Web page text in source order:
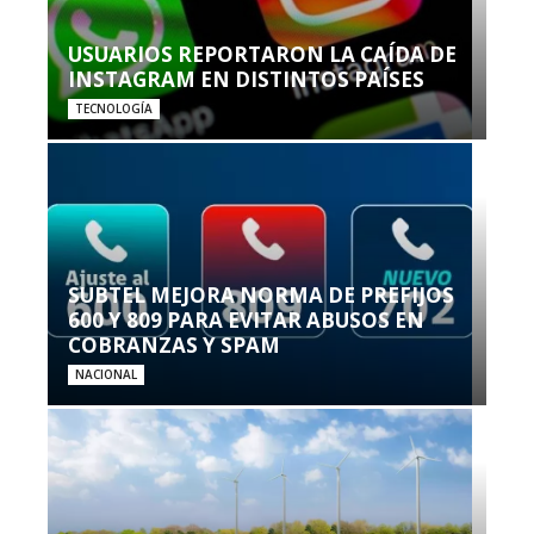
USUARIOS REPORTARON LA CAÍDA DE
INSTAGRAM EN DISTINTOS PAÍSES
TECNOLOGÍA
SUBTEL MEJORA NORMA DE PREFIJOS
600 Y 809 PARA EVITAR ABUSOS EN
COBRANZAS Y SPAM
NACIONAL